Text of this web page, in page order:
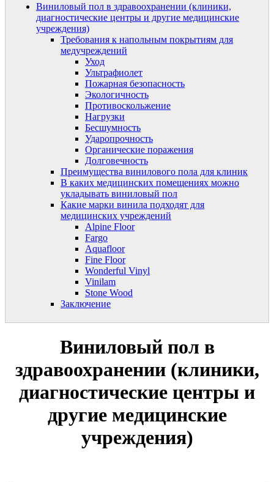
Виниловый пол в здравоохранении (клиники,
диагностические центры и другие медицинские
учреждения)
Требования к напольным покрытиям для
медучреждений
Уход
Ультрафиолет
Пожарная безопасность
Экологичность
Противоскольжение
Нагрузки
Бесшумность
Ударопрочность
Органические поражения
Долговечность
Преимущества винилового пола для клиник
В каких медицинских помещениях можно
укладывать виниловый пол
Какие марки винила подходят для
медицинских учреждений
Alpine Floor
Fargo
Aquafloor
Fine Floor
Wonderful Vinyl
Vinilam
Stone Wood
Заключение
Виниловый пол в
здравоохранении (клиники,
диагностические центры и
другие медицинские
учреждения)